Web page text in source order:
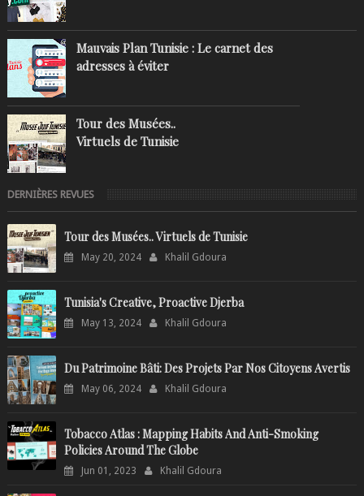
Mauvais Plan Tunisie : Le carnet des
adresses à éviter
Tour des Musées..
Virtuels de Tunisie
DERNIÈRES REVUES
Tour des Musées.. Virtuels de Tunisie
May 20, 2024 Khalil Gdoura
Tunisia's Creative, Proactive Djerba
May 13, 2024 Khalil Gdoura
Du Patrimoine Bâti: Des Projets Par Nos Citoyens Avertis
May 06, 2024 Khalil Gdoura
Tobacco Atlas : Mapping Habits And Anti-Smoking
Policies Around The Globe
Jun 01, 2023 Khalil Gdoura